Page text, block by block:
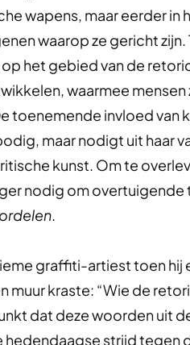
wapens, maar eerder in
waarop ze gericht
het gebied van de
waarmee
toenemende invloed van
maar nodigt uit haar
kunst. Om te
nodig om overtuigende
graffiti-artiest toen hij
muur kraste: “Wie de
dat deze woorden uit
strijd tegen